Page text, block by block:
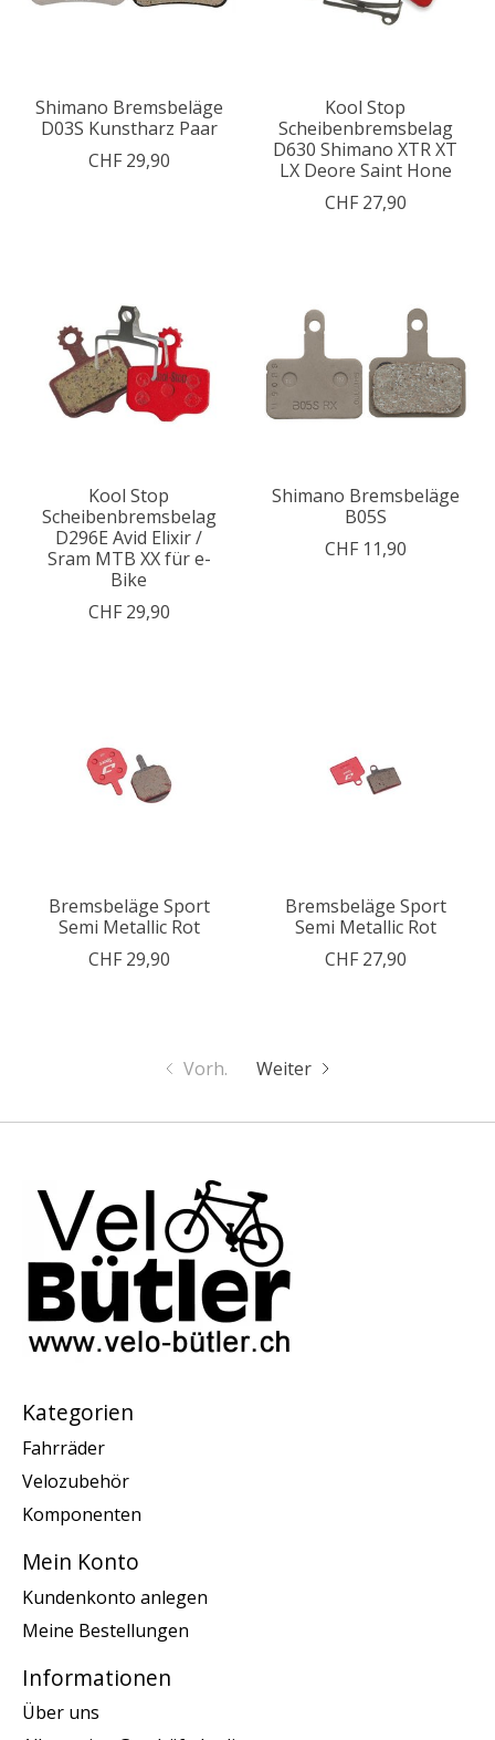
Shimano Bremsbeläge
D03S Kunstharz Paar
CHF 29,90
Kool Stop
Scheibenbremsbelag
D630 Shimano XTR XT
LX Deore Saint Hone
CHF 27,90
Kool Stop
Scheibenbremsbelag
D296E Avid Elixir /
Sram MTB XX für e-
Bike
CHF 29,90
Shimano Bremsbeläge
B05S
CHF 11,90
Bremsbeläge Sport
Semi Metallic Rot
CHF 29,90
Bremsbeläge Sport
Semi Metallic Rot
CHF 27,90
Vorh. Weiter
Kategorien
Fahrräder
Velozubehör
Komponenten
Mein Konto
Kundenkonto anlegen
Meine Bestellungen
Informationen
Über uns